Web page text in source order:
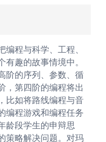
程与科学、工程、
趣的故事情境中。
阶的序列、参数、循
，第四阶的编程将出
比如将路线编程与音
编程游戏和编程任务
龄段学生的申辩思
策略解决问题。对玛